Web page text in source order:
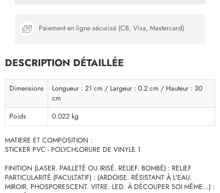
Paiement en ligne sécurisé (CB, Visa, Mastercard)
DESCRIPTION DÉTAILLÉE
Dimensions
Longueur : 21 cm / Largeur : 0.2 cm / Hauteur : 30
cm
Poids
0.022 kg
MATIERE ET COMPOSITION :
STICKER PVC - POLYCHLORURE DE VINYLE 1
FINITION (LASER. PAILLETÉ OU IRISÉ. RELIEF. BOMBÉ) : RELIEF
PARTICULARITÉ (FACULTATIF) : (ARDOISE. RÉSISTANT À L'EAU.
MIROIR. PHOSPORESCENT. VITRE. LED. À DÉCOUPER SOI MÊME...) :